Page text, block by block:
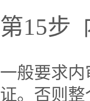
第15步
一般要求
证。否则